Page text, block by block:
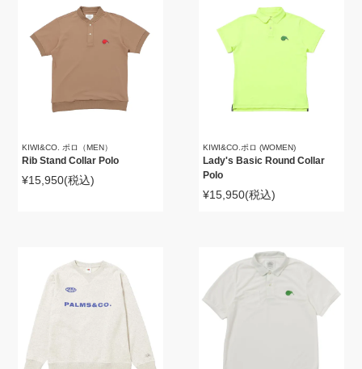
KIWI&CO. ポロ（MEN）
Rib Stand Collar Polo
¥15,950(税込)
KIWI&CO.ポロ (WOMEN)
Lady's Basic Round Collar
Polo
¥15,950(税込)